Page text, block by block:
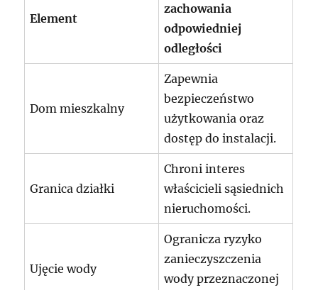
Element
zachowania
odpowiedniej
odległości
Dom mieszkalny
Zapewnia
bezpieczeństwo
użytkowania oraz
dostęp do instalacji.
Granica działki
Chroni interes
właścicieli sąsiednich
nieruchomości.
Ujęcie wody
Ogranicza ryzyko
zanieczyszczenia
wody przeznaczonej